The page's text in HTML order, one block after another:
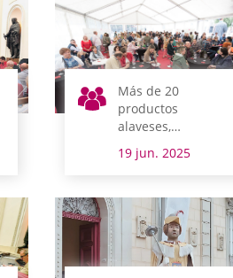
Más de 20
productos
alaveses,
protagonistas en
los Laboratorios
Food Araba en la
jornada de Puertas
Abiertas
19 jun. 2025